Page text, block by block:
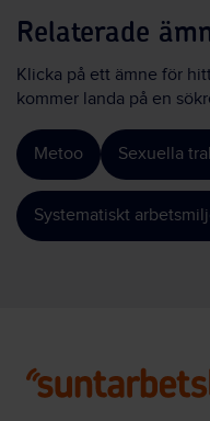
Relaterade
Klicka på ett ämne för
kommer landa på en
Metoo Sexuella
Systematiskt